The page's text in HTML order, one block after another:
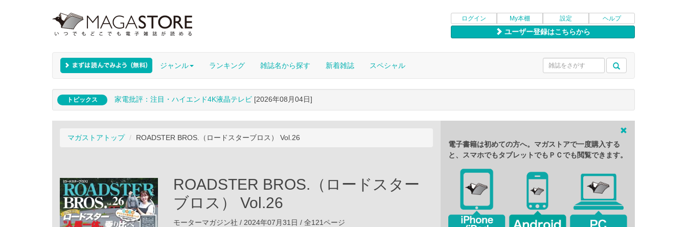
ログイン My本棚 設定 ヘルプ
ユーザー登録はこちらから
ジャンル ランキング 雑誌名から探す 新着雑誌 スペシャル
トピックス 家電批評：注目・ハイエンド4K液晶テレビ [2026年08月04日]
マガストアトップ ROADSTER BROS.（ロードスターブロス） Vol.26
ROADSTER BROS.（ロードスター
ブロス） Vol.26
モーターマガジン社 / 2024年07月31日 / 全121ページ
電子書籍は初めての方へ。マガストアで一度購入する
と、スマホでもタブレットでもＰＣでも閲覧できます。